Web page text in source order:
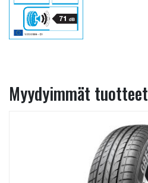
Myydyimmät tuotteet